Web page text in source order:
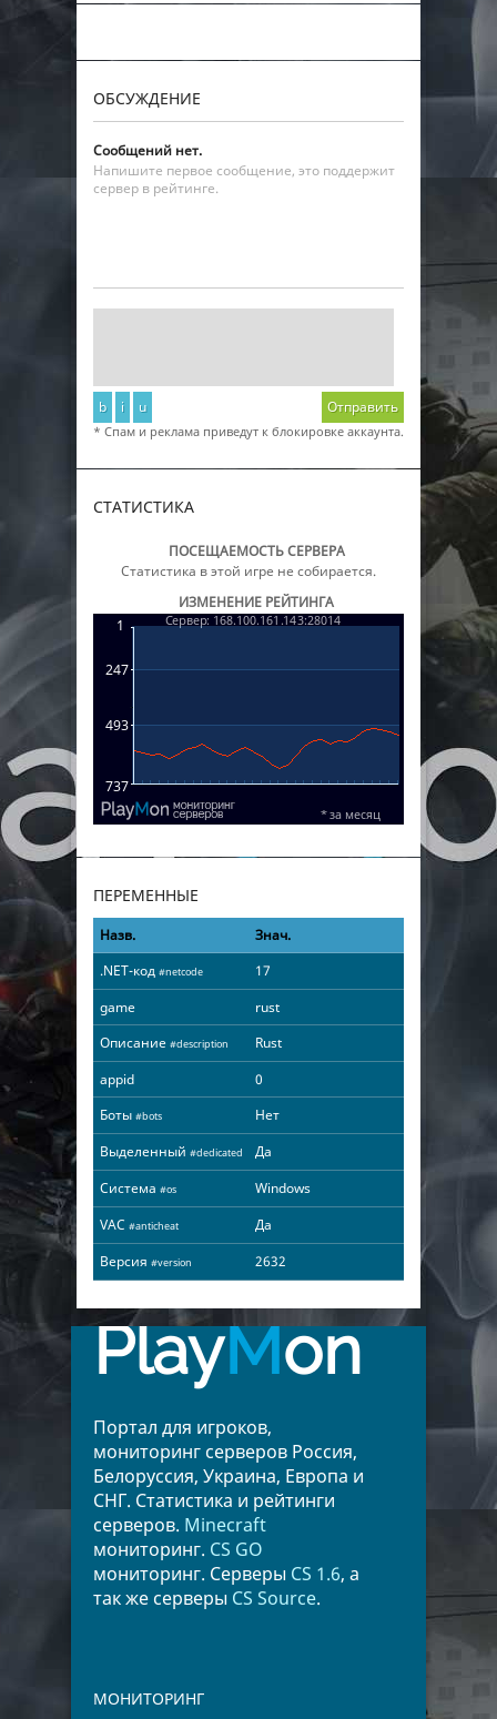
ОБСУЖДЕНИЕ
Сообщений нет.
Напишите первое сообщение, это поддержит
сервер в рейтинге.
b i u Отправить
* Спам и реклама приведут к блокировке аккаунта.
СТАТИСТИКА
ПОСЕЩАЕМОСТЬ СЕРВЕРА
Статистика в этой игре не собирается.
ИЗМЕНЕНИЕ РЕЙТИНГА
ПЕРЕМЕННЫЕ
Назв.
Знач.
.NET-код #netcode
17
game
rust
Описание #description
Rust
appid
0
Боты #bots
Нет
Выделенный #dedicated
Да
Система #os
Windows
VAC #anticheat
Да
Версия #version 2632
PlayMon
Портал для игроков,
мониторинг серверов Россия,
Белоруссия, Украина, Европа и
СНГ. Статистика и рейтинги
серверов. Minecraft
мониторинг. CS GO
мониторинг. Серверы CS 1.6, а
так же серверы CS Source.
МОНИТОРИНГ